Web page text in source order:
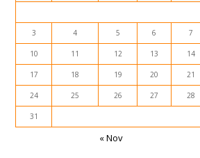
3 4 5 6 7
10 11 12 13 14
17 18 19 20 21
24 25 26 27 28
31
« Nov